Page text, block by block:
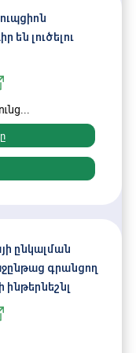
ու
ու պաշտոնատար
հարցերով
ազդարարման
քրեականացվեց
և
են լուծելու
ընկալման
գրանցող
ինթերնեշնլ